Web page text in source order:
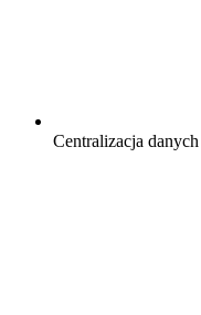
Centralizacja